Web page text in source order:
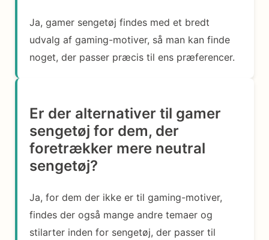
Ja, gamer sengetøj findes med et bredt
udvalg af gaming-motiver, så man kan finde
noget, der passer præcis til ens præferencer.
Er der alternativer til gamer
sengetøj for dem, der
foretrækker mere neutral
sengetøj?
Ja, for dem der ikke er til gaming-motiver,
findes der også mange andre temaer og
stilarter inden for sengetøj, der passer til